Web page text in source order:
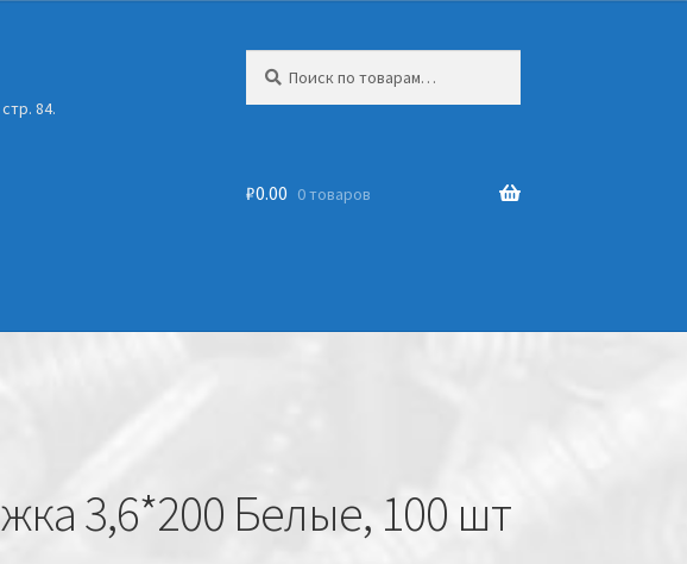
84.
₽0.00 0 товаров
3,6*200 Белые, 100 шт